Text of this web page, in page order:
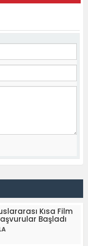
Kısa Film
Başladı